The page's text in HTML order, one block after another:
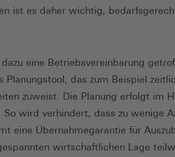
ist es daher wichtig,
eine Betriebsvereinbarung
Planungstool, das zum Beispiel
zuweist. Die Planung erfolgt im
wird verhindert, dass zu wenige
eine Übernahmegarantie für
wirtschaftlichen Lage